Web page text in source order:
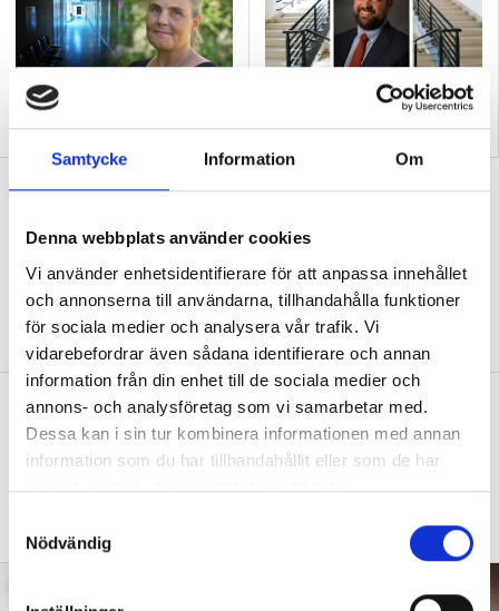
Samtycke Information Om
Denna webbplats använder cookies
Vi använder enhetsidentifierare för att anpassa innehållet
och annonserna till användarna, tillhandahålla funktioner
för sociala medier och analysera vår trafik. Vi
vidarebefordrar även sådana identifierare och annan
information från din enhet till de sociala medier och
annons- och analysföretag som vi samarbetar med.
Dessa kan i sin tur kombinera informationen med annan
information som du har tillhandahållit eller som de har
samlat in när du har använt deras tjänster.
Nödvändig
”Så bryter vi hatpratets
pyramid i skolan”
”Hur skolan fungerar blir
tydligt i trappan”
”Vad ska vår tid räcka till på
damma, snygga upp i hallen, svara i telefon
eller ska jag vara närvarande tillsammans
med barnen?”
”Vad säger det om skolan när allt fler
barn behöver anpassas?”
DEBATT
fler barn från början – inte hur de ska